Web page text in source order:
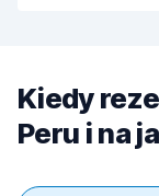
Kiedy
Peru i na